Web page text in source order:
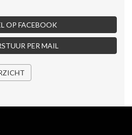
OP FACEBOOK
PER MAIL